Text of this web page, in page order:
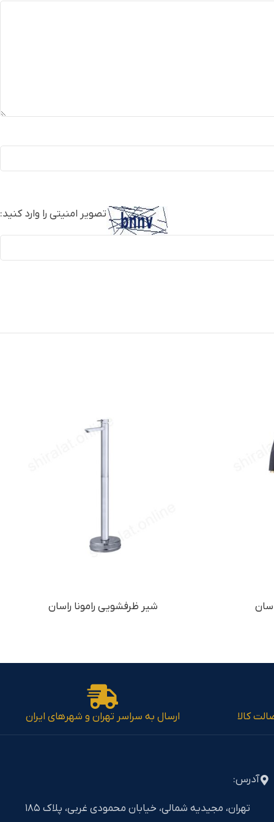
تصویر امنیتی را وارد کنید:
شیر ظرفشویی رامونا راسان
کالا ارسال به سراسر تهران و شهرهای ایران
آدرس:
تهران، مجیدیه شمالی، خیابان محمودی غربی، پلاک ۱۸۵